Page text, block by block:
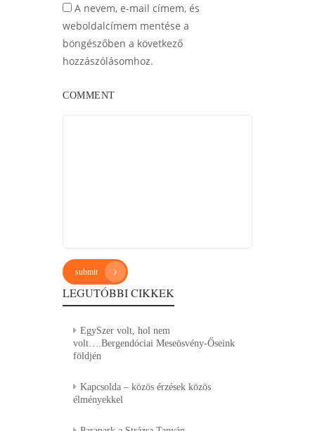
A nevem, e-mail címem, és
weboldalcímem mentése a
böngészőben a következő
hozzászólásomhoz.
COMMENT
submit
LEGUTÓBBI CIKKEK
EgySzer volt, hol nem
volt….Bergendóciai Meseösvény-Őseink
földjén
Kapcsolda – közös érzések közös
élményekkel